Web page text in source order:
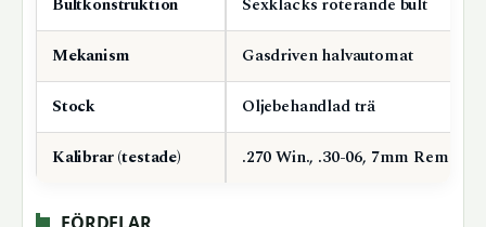
Mekanism Gasdriven halvautomat
Stock Oljebehandlad trä
Kalibrar (testade) .270 Win., .30-06, 7mm Rem.
FÖRDELAR